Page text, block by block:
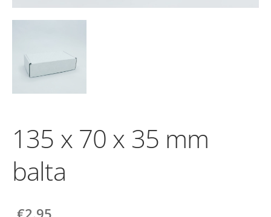
135 x 70 x 35 mm
balta
€2.95